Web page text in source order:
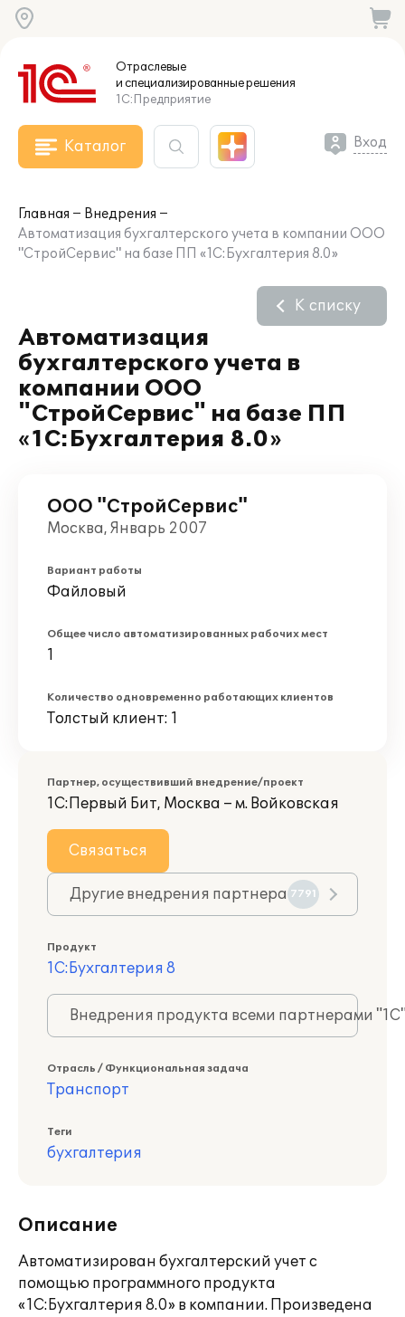
Отраслевые
и специализированныерешения
1С:Предприятие
Каталог Вход
Главная
Внедрения
Автоматизация бухгалтерского учета в компании ООО
"СтройСервис" на базе ПП «1С:Бухгалтерия 8.0»
Автоматизация
бухгалтерского учета в
компании ООО
"СтройСервис" на базе ПП
«1С:Бухгалтерия 8.0»
К списку
ООО "СтройСервис"
Москва, Январь 2007
Вариант работы
Файловый
Общее число автоматизированных рабочих мест
1
Количество одновременно работающих клиентов
Толстый клиент: 1
Партнер, осуществивший внедрение/проект
1С:Первый Бит, Москва – м. Войковская
Связаться
Другие внедрения партнера 7791
Продукт
1С:Бухгалтерия 8
Внедрения продукта всеми партнерами
Отрасль / Функциональная задача
Транспорт
Теги
бухгалтерия
Описание
Автоматизирован бухгалтерский учет с
помощью программного продукта
«1С:Бухгалтерия 8.0» в компании. Произведена